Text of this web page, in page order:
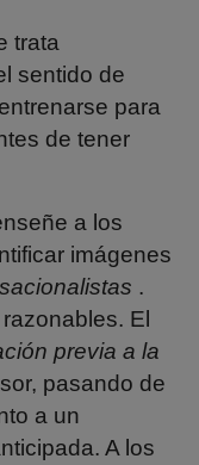
trata
sentido de
para
de tener
a los
imágenes
.
El
previa a la
pasando de
a un
A los